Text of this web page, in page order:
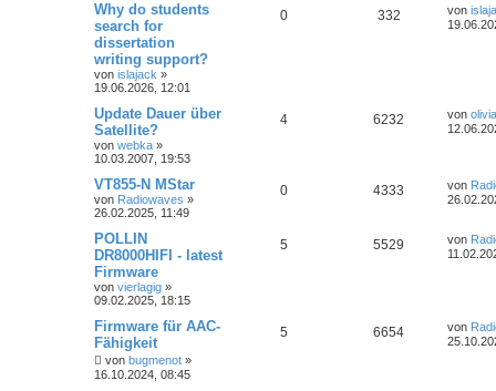
Why do students
search for
dissertation
writing support?
von islajack »
19.06.2026, 12:01
0 332 von
Update Dauer über
Satellite?
von webka »
10.03.2007, 19:53
4 6232 von
VT855-N MStar
von Radiowaves »
26.02.2025, 11:49
0 4333 von
POLLIN
DR8000HIFI - latest
Firmware
von vierlagig »
09.02.2025, 18:15
5 5529 von
Firmware für AAC-
Fähigkeit
von bugmenot »
16.10.2024, 08:45
5 6654 von